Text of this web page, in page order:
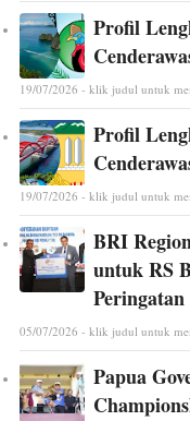
Profil
19/07/2026 - klik judul untuk
Profil
19/07/2026 - klik judul untuk
BRI
untuk RS
05/07/2026 - klik judul untuk
Papua